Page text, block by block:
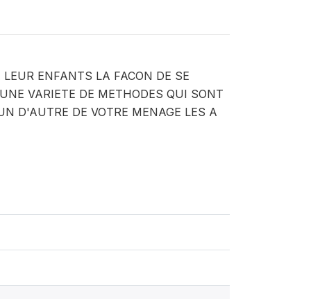
ENFANTS LA FACON DE SE
VARIETE DE METHODES QUI SONT
D'AUTRE DE VOTRE MENAGE LES A